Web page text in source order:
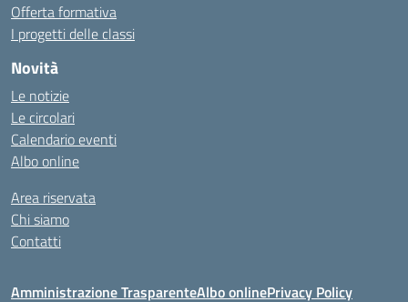
Offerta formativa
I progetti delle classi
Novità
Le notizie
Le circolari
Calendario eventi
Albo online
Area riservata
Chi siamo
Contatti
Amministrazione TrasparenteAlbo onlinePrivacy Policy